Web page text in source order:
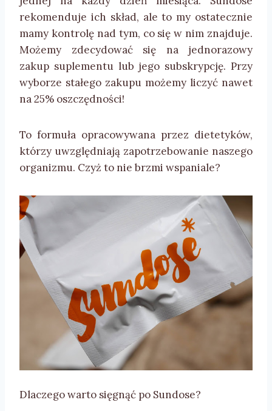
rekomenduje ich skład, ale to my ostatecznie
mamy kontrolę nad tym, co się w nim znajduje.
Możemy zdecydować się na jednorazowy
zakup suplementu lub jego subskrypcję. Przy
wyborze stałego zakupu możemy liczyć nawet
na 25% oszczędności!
To formuła opracowywana przez dietetyków,
którzy uwzględniają zapotrzebowanie naszego
organizmu. Czyż to nie brzmi wspaniale?
Dlaczego warto sięgnąć po Sundose?